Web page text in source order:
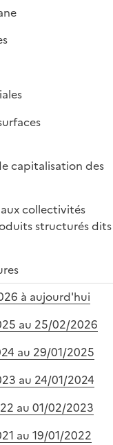
capitalisation des
collectivités
structurés dits
à aujourd'hui
au 25/02/2026
au 29/01/2025
au 24/01/2024
au 01/02/2023
au 19/01/2022